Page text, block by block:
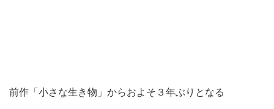
前作「小さな生き物」からおよそ３年ぶりとなる